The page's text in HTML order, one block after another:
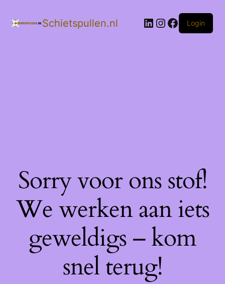
Schietspullen.nl LinkedIn
Instagram
Facebook
Login
Sorry voor ons stof!
We werken aan iets
geweldigs – kom
snel terug!